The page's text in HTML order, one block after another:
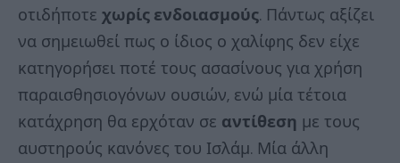
οτιδήποτε χωρίς ενδοιασμούς. Πάντως αξίζει
να σημειωθεί πως ο ίδιος ο χαλίφης δεν είχε
κατηγορήσει ποτέ τους ασασίνους για χρήση
παραισθησιογόνων ουσιών, ενώ μία τέτοια
κατάχρηση θα ερχόταν σε αντίθεση με τους
αυστηρούς κανόνες του Ισλάμ. Μία άλλη